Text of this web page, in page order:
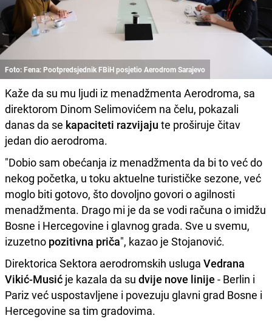
Foto: Fena: Pootpredsjednik FBiH posjetio Aerodrom Sarajevo
Kaže da su mu ljudi iz menadžmenta Aerodroma, sa
direktorom Dinom Selimovićem na čelu, pokazali
danas da se kapaciteti razvijaju te proširuje čitav
jedan dio aerodroma.
"Dobio sam obećanja iz menadžmenta da bi to već do
nekog početka, u toku aktuelne turističke sezone, već
moglo biti gotovo, što dovoljno govori o agilnosti
menadžmenta. Drago mi je da se vodi računa o imidžu
Bosne i Hercegovine i glavnog grada. Sve u svemu,
izuzetno pozitivna priča", kazao je Stojanović.
Direktorica Sektora aerodromskih usluga Vedrana
Vikić-Musić je kazala da su dvije nove linije - Berlin i
Pariz već uspostavljene i povezuju glavni grad Bosne i
Hercegovine sa tim gradovima.